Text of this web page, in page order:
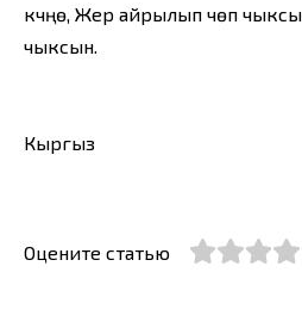
күчүңө, Жер айрылып чөп
чыксын.
Кыргыз
Оцените статью